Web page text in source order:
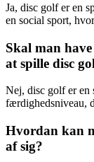
Ja, disc golf er en
en social sport,
Skal man
at spille disc
Nej, disc golf er en
færdighedsniveau,
Hvordan kan
af sig?